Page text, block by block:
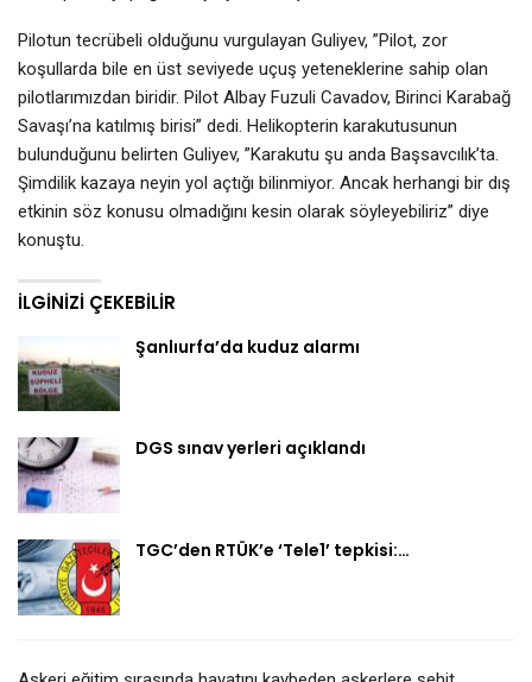
Pilotun tecrübeli olduğunu vurgulayan Guliyev, ”Pilot, zor
koşullarda bile en üst seviyede uçuş yeteneklerine sahip olan
pilotlarımızdan biridir. Pilot Albay Fuzuli Cavadov, Birinci Karabağ
Savaşı’na katılmış birisi” dedi. Helikopterin karakutusunun
bulunduğunu belirten Guliyev, ”Karakutu şu anda Başsavcılık’ta.
Şimdilik kazaya neyin yol açtığı bilinmiyor. Ancak herhangi bir dış
etkinin söz konusu olmadığını kesin olarak söyleyebiliriz” diye
konuştu.
İLGINIZI ÇEKEBILIR
Şanlıurfa’da kuduz alarmı
DGS sınav yerleri açıklandı
TGC’den RTÜK’e ‘Tele1’ tepkisi:…